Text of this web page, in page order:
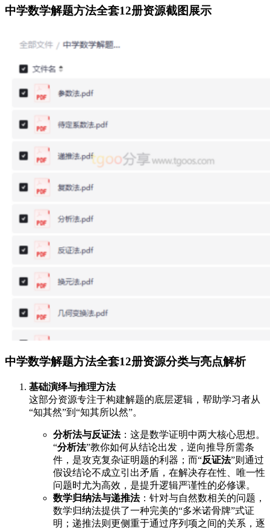
中学数学解题方法全套12册资源截图展示
中学数学解题方法全套12册资源分类与亮点解析
基础演绎与推理方法
这部分资源专注于构建解题的底层逻辑，帮助学习者从
“知其然”到“知其所以然”。
分析法与反证法：这是数学证明中两大核心思想。
“分析法”教你如何从结论出发，逆向推导所需条
件，是攻克复杂证明题的利器；而“反证法”则通过
假设结论不成立引出矛盾，在解决存在性、唯一性
问题时尤为高效，是提升逻辑严谨性的必修课。
数学归纳法与递推法：针对与自然数相关的问题，
数学归纳法提供了一种完美的“多米诺骨牌”式证
明；递推法则更侧重于通过序列项之间的关系，逐